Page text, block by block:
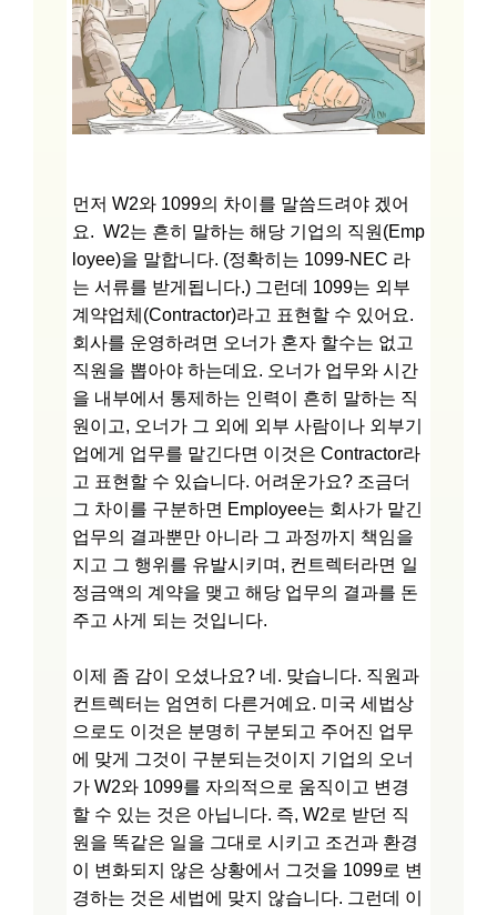
먼저 W2와 1099의 차이를 말씀드려야 겠어
요. W2는 흔히 말하는 해당 기업의 직원(Emp
loyee)을 말합니다. (정확히는 1099-NEC 라
는 서류를 받게됩니다.) 그런데 1099는 외부
계약업체(Contractor)라고 표현할 수 있어요.
회사를 운영하려면 오너가 혼자 할수는 없고
직원을 뽑아야 하는데요. 오너가 업무와 시간
을 내부에서 통제하는 인력이 흔히 말하는 직
원이고, 오너가 그 외에 외부 사람이나 외부기
업에게 업무를 맡긴다면 이것은 Contractor라
고 표현할 수 있습니다. 어려운가요? 조금더
그 차이를 구분하면 Employee는 회사가 맡긴
업무의 결과뿐만 아니라 그 과정까지 책임을
지고 그 행위를 유발시키며, 컨트렉터라면 일
정금액의 계약을 맺고 해당 업무의 결과를 돈
주고 사게 되는 것입니다.
이제 좀 감이 오셨나요? 네. 맞습니다. 직원과
컨트렉터는 엄연히 다른거예요. 미국 세법상
으로도 이것은 분명히 구분되고 주어진 업무
에 맞게 그것이 구분되는것이지 기업의 오너
가 W2와 1099를 자의적으로 움직이고 변경
할 수 있는 것은 아닙니다. 즉, W2로 받던 직
원을 똑같은 일을 그대로 시키고 조건과 환경
이 변화되지 않은 상황에서 그것을 1099로 변
경하는 것은 세법에 맞지 않습니다. 그런데 이